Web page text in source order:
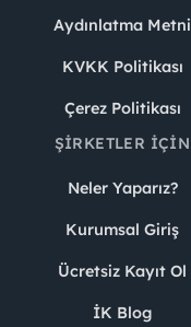
Aydınlatma Metni
KVKK Politikası
Çerez Politikası
ŞIRKETLER İÇIN
Neler Yaparız?
Kurumsal Giriş
Ücretsiz Kayıt Ol
İK Blog